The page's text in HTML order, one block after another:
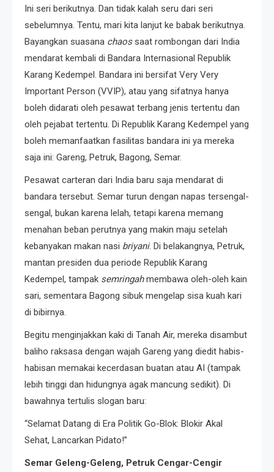
Ini seri berikutnya. Dan tidak kalah seru dari seri
sebelumnya. Tentu, mari kita lanjut ke babak berikutnya.
Bayangkan suasana chaossaat rombongan dari India
mendarat kembali di Bandara Internasional Republik
Karang Kedempel. Bandara ini bersifat Very Very
Important Person (VVIP), atau yang sifatnya hanya
boleh didarati oleh pesawat terbang jenis tertentu dan
oleh pejabat tertentu. Di Republik Karang Kedempel yang
boleh memanfaatkan fasilitas bandara ini ya mereka
saja ini: Gareng, Petruk, Bagong, Semar.
Pesawat carteran dari India baru saja mendarat di
bandara tersebut. Semar turun dengan napas tersengal-
sengal, bukan karena lelah, tetapi karena memang
menahan beban perutnya yang makin maju setelah
kebanyakan makan nasi briyani. Di belakangnya, Petruk,
mantan presiden dua periode Republik Karang
Kedempel, tampak semringahmembawa oleh-oleh kain
sari, sementara Bagong sibuk mengelap sisa kuah kari
di bibirnya.
Begitu menginjakkan kaki di Tanah Air, mereka disambut
baliho raksasa dengan wajah Gareng yang diedit habis-
habisan memakai kecerdasan buatan atau AI (tampak
lebih tinggi dan hidungnya agak mancung sedikit). Di
bawahnya tertulis slogan baru:
“Selamat Datang di Era Politik Go-Blok: Blokir Akal
Sehat, Lancarkan Pidato!”
Semar Geleng-Geleng, Petruk Cengar-Cengir